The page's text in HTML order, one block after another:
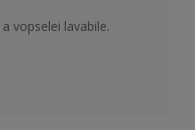
vopselei lavabile.